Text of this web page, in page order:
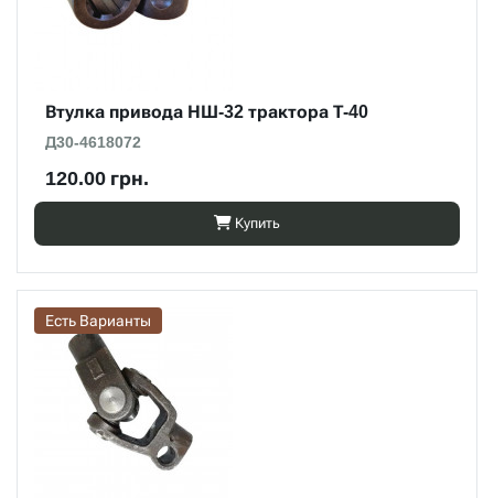
Втулка привода НШ-32 трактора Т-40
Д30-4618072
120.00 грн.
Купить
Есть Варианты